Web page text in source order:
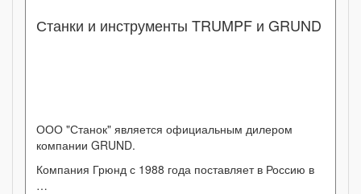
Станки и инструменты TRUMPF и GRUND
ООО "Станок" является официальным дилером
компании GRUND.
Компания Грюнд с 1988 года поставляет в Россию в
…